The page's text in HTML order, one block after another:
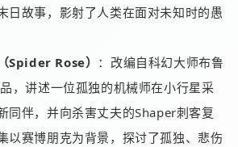
日故事，影射了人类在面对未知时的愚
Spider Rose） ：改编自科幻大师布鲁
，讲述一位孤独的机械师在小行星采
同伴，并向杀害丈夫的Shaper刺客复
以赛博朋克为背景，探讨了孤独、悲伤